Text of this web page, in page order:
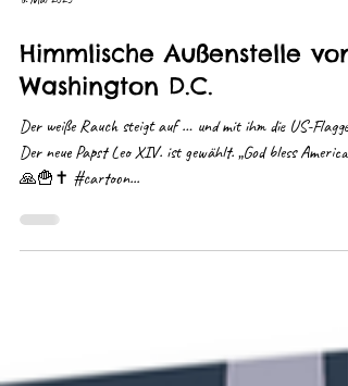
8. Mai 2025
Himmlische Außenstelle von
Washington D.C.
Der weiße Rauch steigt auf … und mit ihm die US-Flagge.
Der neue Papst Leo XIV. ist gewählt. „God bless America!“